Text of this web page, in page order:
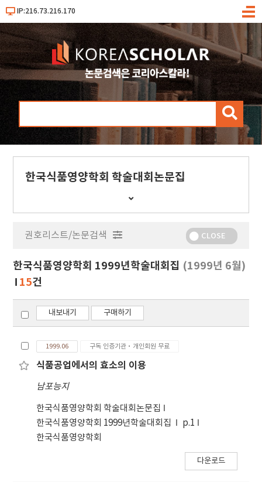
IP:216.73.216.170
메
검
한국식품영양학회 학술대회논문집
간
행
보
기
권호리스트/논문검색 CLOSE
한국식품영양학회 1999년학술대회집 (1999년 6월)
15건
내보내기 구매하기
1999.06 구독 인증기관·개인회원 무료
식품공업에서의 효소의 이용
남포능지
한국식품영양학회 학술대회논문집
한국식품영양학회 1999년학술대회집
p.1
한국식품영양학회
다운로드